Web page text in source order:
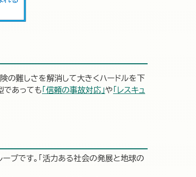
の難しさを解消して大きくハードルを下
であっても 「信頼の事故対応」や 「レスキュ
プです。「活力ある社会の発展と地球の